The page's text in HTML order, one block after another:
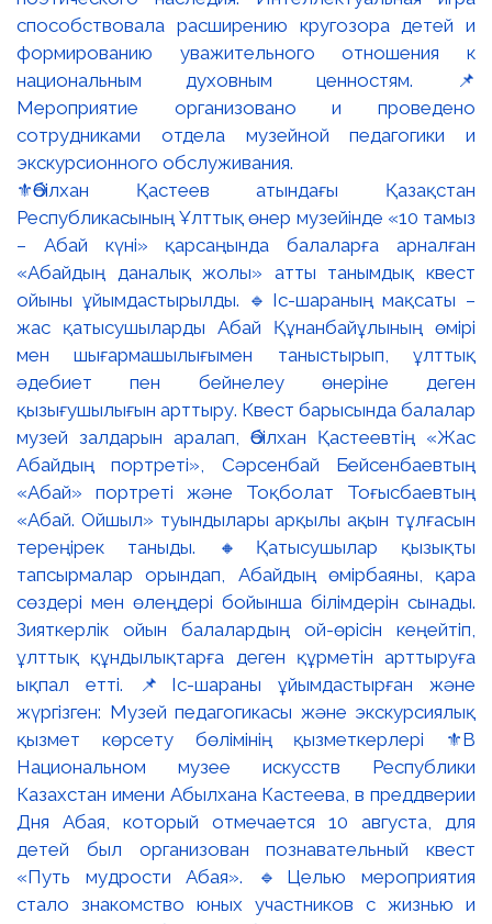
⚜️Әбілхан Қастеев атындағы Қазақстан
Республикасының Ұлттық өнер музейінде «10 тамыз
– Абай күні» қарсаңында балаларға арналған
«Абайдың даналық жолы» атты танымдық квест
ойыны ұйымдастырылды. 🔹Іс-шараның мақсаты –
жас қатысушыларды Абай Құнанбайұлының өмірі
мен шығармашылығымен таныстырып, ұлттық
әдебиет пен бейнелеу өнеріне деген
қызығушылығын арттыру. Квест барысында балалар
музей залдарын аралап, Әбілхан Қастеевтің «Жас
Абайдың портреті», Сәрсенбай Бейсенбаевтың
«Абай» портреті және Тоқболат Тоғысбаевтың
«Абай. Ойшыл» туындылары арқылы ақын тұлғасын
тереңірек таныды. 🔸Қатысушылар қызықты
тапсырмалар орындап, Абайдың өмірбаяны, қара
сөздері мен өлеңдері бойынша білімдерін сынады.
Зияткерлік ойын балалардың ой-өрісін кеңейтіп,
ұлттық құндылықтарға деген құрметін арттыруға
ықпал етті. 📌Іс-шараны ұйымдастырған және
жүргізген: Музей педагогикасы және экскурсиялық
қызмет көрсету бөлімінің қызметкерлері ⚜️В
Национальном музее искусств Республики
Казахстан имени Абылхана Кастеева, в преддверии
Дня Абая, который отмечается 10 августа, для
детей был организован познавательный квест
«Путь мудрости Абая». 🔹Целью мероприятия
стало знакомство юных участников с жизнью и